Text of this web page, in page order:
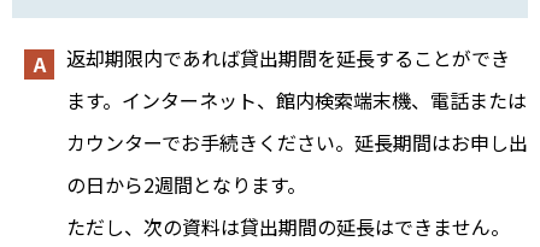
返却期限内であれば貸出期間を延長することができ
ます。インターネット、館内検索端末機、電話または
カウンターでお手続きください。延長期間はお申し出
の日から2週間となります。
ただし、次の資料は貸出期間の延長はできません。